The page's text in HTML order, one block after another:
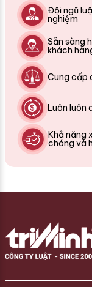
Đội ngũ
nghiệm
Sẵn sàng
khách
Cung cấp
Luôn luôn
Khả năng
chóng và